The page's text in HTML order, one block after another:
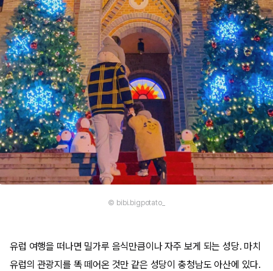
© bibi.bigpotato_
유럽 여행을 떠나면 밀가루 음식만큼이나 자주 보게 되는 성당. 마치
유럽의 관광지를 똑 떼어온 것만 같은 성당이 충청남도 아산에 있다.